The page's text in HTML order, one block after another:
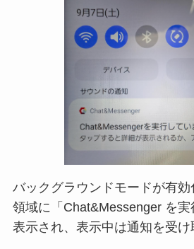
バックグラウンドモードが有
領域に「Chat&Messenger を実
表示され、表示中は通知を受け